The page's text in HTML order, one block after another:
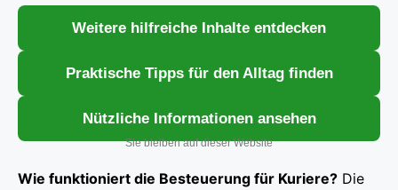
Weitere hilfreiche Inhalte entdecken
Praktische Tipps für den Alltag finden
Nützliche Informationen ansehen
Sie bleiben auf dieser Website
Wie funktioniert die Besteuerung für Kuriere? Die